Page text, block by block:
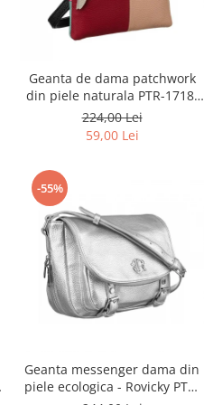
Geanta de dama patchwork
din piele naturala PTR-1718-
SKL-6922 MULTI
224,00 Lei
59,00 Lei
-55%
Geanta messenger dama din
piele ecologica - Rovicky PTR-